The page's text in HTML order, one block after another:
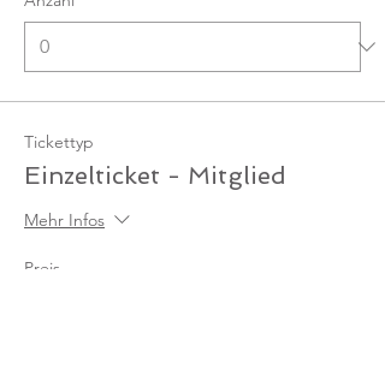
Tickettyp
Einzelticket - Mitglied
Mehr Infos
Preis